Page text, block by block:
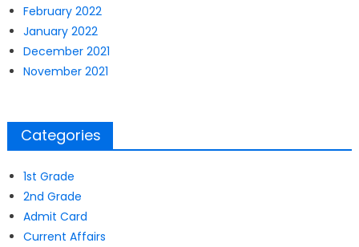
February 2022
January 2022
December 2021
November 2021
Categories
1st Grade
2nd Grade
Admit Card
Current Affairs